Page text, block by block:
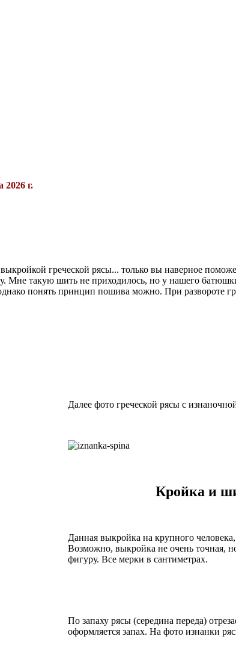
2026 г.
греческой рясы... только вы наверное
такую шить не приходилось, но у нашего
понять принцип пошива можно. При развороте
Далее фото греческой рясы с
Кройка и
Данная выкройка на крупного
Возможно, выкройка не очень точная,
фигуру. Все мерки в сантиметрах.
По запаху рясы (середина переда)
оформляется запах. На фото изнанки